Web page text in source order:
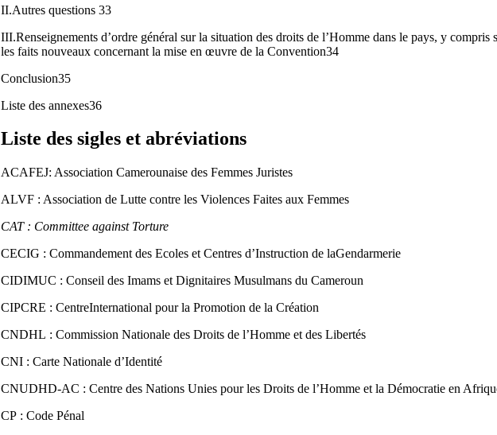
II.Autres questions 33
III.Renseignements d’ordre général sur la situation des droits de l’Homme dans le pays, y compris
les faits nouveaux concernant la mise en œuvre de la Convention34
Conclusion35
Liste des annexes36
Liste des sigles et abréviations
ACAFEJ: Association Camerounaise des Femmes Juristes
ALVF : Association de Lutte contre les Violences Faites aux Femmes
CAT : Committee against Torture
CECIG : Commandement des Ecoles et Centres d’Instruction de laGendarmerie
CIDIMUC : Conseil des Imams et Dignitaires Musulmans du Cameroun
CIPCRE : CentreInternational pour la Promotion de la Création
CNDHL : Commission Nationale des Droits de l’Homme et des Libertés
CNI : Carte Nationale d’Identité
CNUDHD-AC : Centre des Nations Unies pour les Droits de l’Homme et la Démocratie en
CP : Code Pénal